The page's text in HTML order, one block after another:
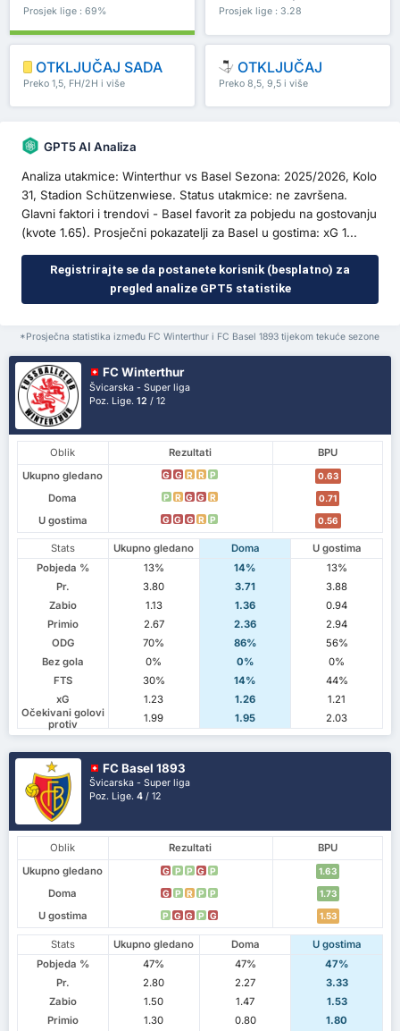
Prosjek lige : 69% Prosjek lige : 3.28
OTKLJUČAJ SADA
Preko 1,5, FH/2H i više
OTKLJUČAJ
Preko 8,5, 9,5 i više
GPT5 AI Analiza
Analiza utakmice: Winterthur vs Basel Sezona: 2025/2026, Kolo
31, Stadion Schützenwiese. Status utakmice: ne završena.
Glavni faktori i trendovi - Basel favorit za pobjedu na gostovanju
(kvote 1.65). Prosječni pokazatelji za Basel u gostima: xG 1...
Registrirajte se da postanete korisnik (besplatno) za
pregled analize GPT5 statistike
*Prosječna statistika između FC Winterthur i FC Basel 1893 tijekom tekuće sezone
FC Winterthur
Švicarska - Super liga
Poz. Lige.12 / 12
Oblik Rezultati
BPU
Ukupno gledano
G G R R P 0.63
Doma P R G G R 0.71
U gostima G G G R P 0.56
Stats Ukupno gledano Doma
U gostima
Pobjeda %
13% 14%
13%
Pr.
3.80 3.71
3.88
Zabio
1.13 1.36
0.94
Primio
2.67 2.36
2.94
ODG
70% 86%
56%
Bez gola
0% 0%
0%
FTS
30% 14%
44%
xG
1.23 1.26
1.21
Očekivani golovi
protiv
1.99 1.95 2.03
FC Basel 1893
Švicarska - Super liga
Poz. Lige.4 / 12
Oblik Rezultati
BPU
Ukupno gledano
G P P G P 1.63
Doma G P R P P 1.73
U gostima P G G P G 1.53
Stats Ukupno gledano Doma
U gostima
Pobjeda %
47% 47%
47%
Pr.
2.80 2.27
3.33
Zabio
1.50 1.47
1.53
Primio
1.30 0.80
1.80